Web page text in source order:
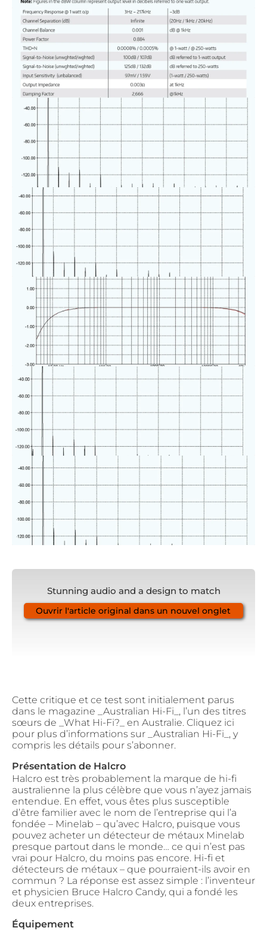
Stunning audio and a design to match
Ouvrir l'article original dans un nouvel onglet
Cette critique et ce test sont initialement parus
dans le magazine _Australian Hi-Fi_, l’un des titres
sœurs de _What Hi-Fi?_ en Australie. Cliquez ici
pour plus d’informations sur _Australian Hi-Fi_, y
compris les détails pour s’abonner.
Présentation de Halcro
Halcro est très probablement la marque de hi-fi
australienne la plus célèbre que vous n’ayez jamais
entendue. En effet, vous êtes plus susceptible
d’être familier avec le nom de l’entreprise qui l’a
fondée – Minelab – qu’avec Halcro, puisque vous
pouvez acheter un détecteur de métaux Minelab
presque partout dans le monde… ce qui n’est pas
vrai pour Halcro, du moins pas encore. Hi-fi et
détecteurs de métaux – que pourraient-ils avoir en
commun ? La réponse est assez simple : l’inventeur
et physicien Bruce Halcro Candy, qui a fondé les
deux entreprises.
Équipement